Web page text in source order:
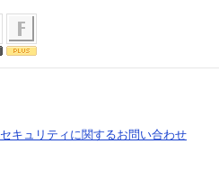
セキュリティに関するお問い合わせ